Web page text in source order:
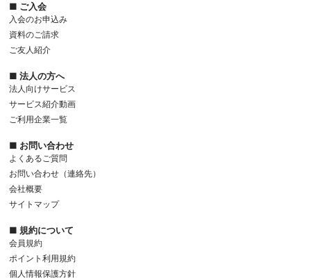
■ ご入会
入会のお申込み
資料のご請求
ご友人紹介
■ 法人の方へ
法人向けサービス
サービス紹介動画
ご利用企業一覧
■ お問い合わせ
よくあるご質問
お問い合わせ（連絡先）
会社概要
サイトマップ
■ 規約について
会員規約
ポイント利用規約
個人情報保護方針